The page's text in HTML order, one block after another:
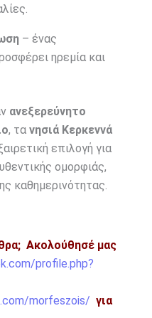
– ένας
ηρεμία και
ανεξερεύνητο
, τα νησιά Κερκεννά
επιλογή για
ομορφιάς,
καθημερινότητας.
Ακολούθησέ μας
profile.php?
morfeszois/ για